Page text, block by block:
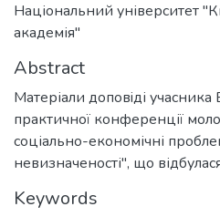
Національний університет
академія"
Abstract
Матеріали доповiді учасника
практичної конференції
соціально-економічні
невизначеності", що
Keywords